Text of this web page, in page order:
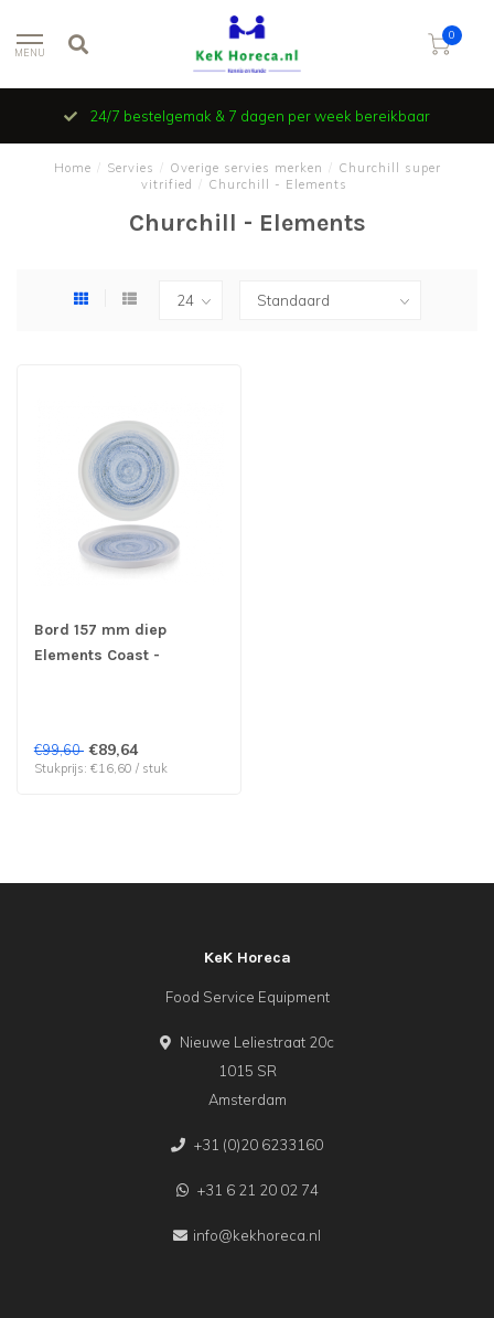
MENU
0
24/7 bestelgemak & 7 dagen per week bereikbaar
Home Servies Overige servies merken
Churchill super
vitrified
Churchill - Elements
Churchill - Elements
Bord 157 mm diep
Elements Coast -
€99,60 €89,64
Stukprijs: €16,60 / stuk
KeK Horeca
Food Service Equipment
Nieuwe Leliestraat 20c
1015 SR
Amsterdam
+31 (0)20 6233160
+31 6 21 20 02 74
info@kekhoreca.nl